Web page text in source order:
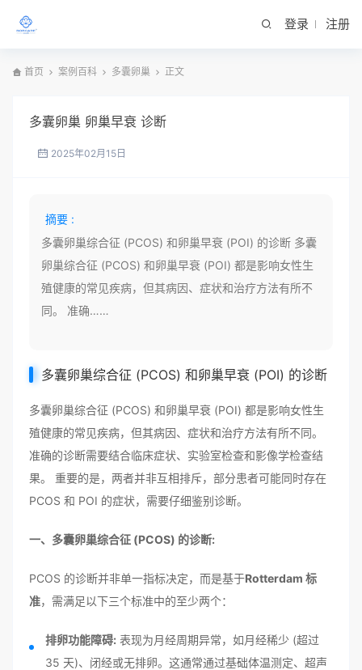
登录 注册
首页 案例百科 多囊卵巢 正文
多囊卵巢 卵巢早衰 诊断
2025年02月15日
摘要 :
多囊卵巢综合征 (PCOS) 和卵巢早衰 (POI) 的诊断 多囊
卵巢综合征 (PCOS) 和卵巢早衰 (POI) 都是影响女性生
殖健康的常见疾病，但其病因、症状和治疗方法有所不
同。 准确……
多囊卵巢综合征 (PCOS) 和卵巢早衰 (POI) 的诊断
多囊卵巢综合征 (PCOS) 和卵巢早衰 (POI) 都是影响女性生
殖健康的常见疾病，但其病因、症状和治疗方法有所不同。
准确的诊断需要结合临床症状、实验室检查和影像学检查结
果。 重要的是，两者并非互相排斥，部分患者可能同时存在
PCOS 和 POI 的症状，需要仔细鉴别诊断。
一、多囊卵巢综合征 (PCOS) 的诊断:
PCOS 的诊断并非单一指标决定，而是基于Rotterdam 标
准，需满足以下三个标准中的至少两个：
排卵功能障碍: 表现为月经周期异常，如月经稀少 (超过
35 天)、闭经或无排卵。这通常通过基础体温测定、超声